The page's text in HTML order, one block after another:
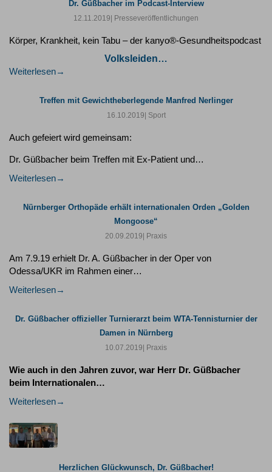
Dr. Güßbacher im Podcast-Interview
12.11.2019| Presseveröffentlichungen
Körper, Krankheit, kein Tabu – der kanyo®-Gesundheitspodcast
Volksleiden…
Weiterlesen
Treffen mit Gewichtheberlegende Manfred Nerlinger
16.10.2019| Sport
Auch gefeiert wird gemeinsam:
Dr. Güßbacher beim Treffen mit Ex-Patient und…
Weiterlesen
Nürnberger Orthopäde erhält internationalen Orden „Golden
Mongoose“
20.09.2019| Praxis
Am 7.9.19 erhielt Dr. A. Güßbacher in der Oper von
Odessa/UKR im Rahmen einer…
Weiterlesen
Dr. Güßbacher offizieller Turnierarzt beim WTA-Tennisturnier der
Damen in Nürnberg
10.07.2019| Praxis
Wie auch in den Jahren zuvor, war Herr Dr. Güßbacher
beim Internationalen…
Weiterlesen
Herzlichen Glückwunsch, Dr. Güßbacher!